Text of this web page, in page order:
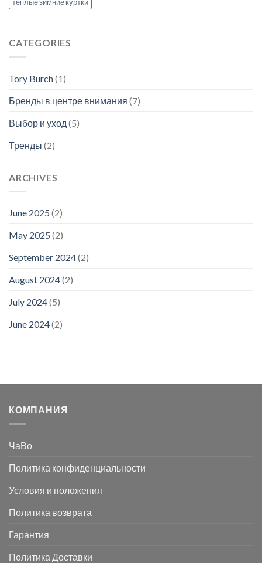
CATEGORIES
Tory Burch(1)
Бренды в центре внимания (7)
Выбор и уход (5)
Тренды (2)
ARCHIVES
June 2025 (2)
May 2025 (2)
September 2024(2)
August 2024(2)
July 2024(5)
June 2024(2)
КОМПАНИЯ
ЧаВо
Политика конфиденциальности
Условия и положения
Политика возврата
Гарантия
Политика Доставки